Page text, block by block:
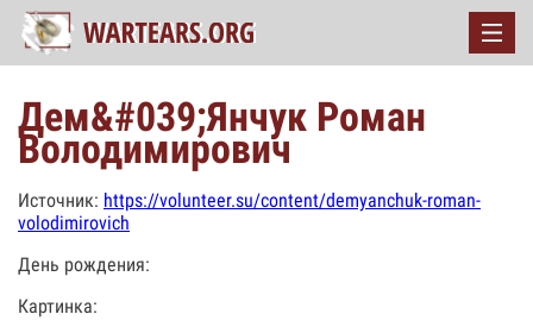
Дем&#039;Янчук Роман
Володимирович
Источник: https://volunteer.su/content/demyanchuk-roman-
volodimirovich
День рождения:
Картинка: